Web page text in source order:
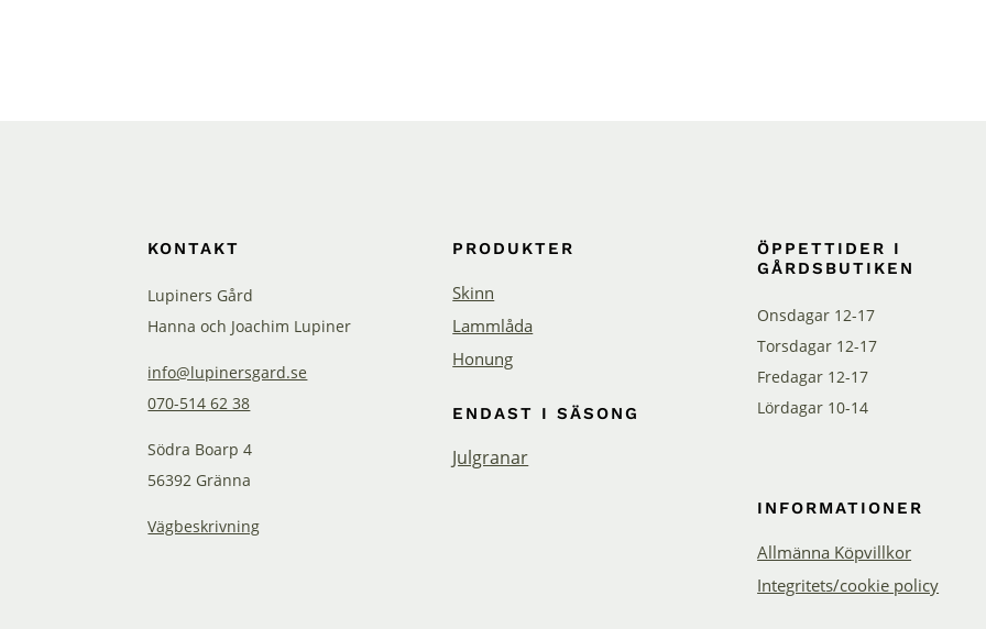
KONTAKT
Lupiners Gård
Hanna och Joachim Lupiner
info@lupinersgard.se
070-514 62 38
Södra Boarp 4
56392 Gränna
Vägbeskrivning
PRODUKTER
Skinn
Lammlåda
Honung
ENDAST I SÄSONG
Julgranar
ÖPPETTIDER I
GÅRDSBUTIKEN
Onsdagar 12-17
Torsdagar 12-17
Fredagar 12-17
Lördagar 10-14
INFORMATIONER
Allmänna Köpvillkor
Integritets/cookie policy